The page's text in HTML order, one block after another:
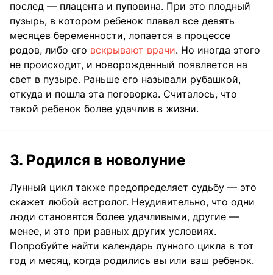
послед — плацента и пуповина. При это плодный
пузырь, в котором ребенок плавал все девять
месяцев беременности, лопается в процессе
родов, либо его вскрывают врачи. Но иногда этого
не происходит, и новорожденный появляется на
свет в пузыре. Раньше его называли рубашкой,
откуда и пошла эта поговорка. Считалось, что
такой ребенок более удачлив в жизни.
3. Родился в новолуние
Лунный цикл также предопределяет судьбу — это
скажет любой астролог. Неудивительно, что одни
люди становятся более удачливыми, другие —
менее, и это при равных других условиях.
Попробуйте найти календарь лунного цикла в тот
год и месяц, когда родились вы или ваш ребенок.